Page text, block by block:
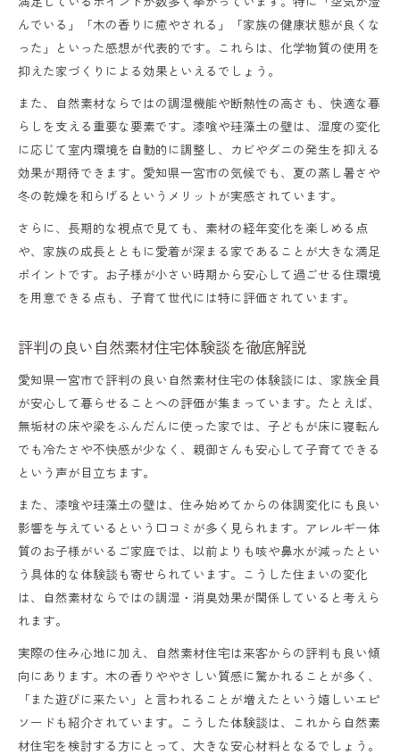
んでいる」「木の香りに癒やされる」「家族の健康状態が良くな
った」といった感想が代表的です。これらは、化学物質の使用を
抑えた家づくりによる効果といえるでしょう。
また、自然素材ならではの調湿機能や断熱性の高さも、快適な暮
らしを支える重要な要素です。漆喰や珪藻土の壁は、湿度の変化
に応じて室内環境を自動的に調整し、カビやダニの発生を抑える
効果が期待できます。愛知県一宮市の気候でも、夏の蒸し暑さや
冬の乾燥を和らげるというメリットが実感されています。
さらに、長期的な視点で見ても、素材の経年変化を楽しめる点
や、家族の成長とともに愛着が深まる家であることが大きな満足
ポイントです。お子様が小さい時期から安心して過ごせる住環境
を用意できる点も、子育て世代には特に評価されています。
評判の良い自然素材住宅体験談を徹底解説
愛知県一宮市で評判の良い自然素材住宅の体験談には、家族全員
が安心して暮らせることへの評価が集まっています。たとえば、
無垢材の床や梁をふんだんに使った家では、子どもが床に寝転ん
でも冷たさや不快感が少なく、親御さんも安心して子育てできる
という声が目立ちます。
また、漆喰や珪藻土の壁は、住み始めてからの体調変化にも良い
影響を与えているという口コミが多く見られます。アレルギー体
質のお子様がいるご家庭では、以前よりも咳や鼻水が減ったとい
う具体的な体験談も寄せられています。こうした住まいの変化
は、自然素材ならではの調湿・消臭効果が関係していると考えら
れます。
実際の住み心地に加え、自然素材住宅は来客からの評判も良い傾
向にあります。木の香りややさしい質感に驚かれることが多く、
「また遊びに来たい」と言われることが増えたという嬉しいエピ
ソードも紹介されています。こうした体験談は、これから自然素
材住宅を検討する方にとって、大きな安心材料となるでしょう。